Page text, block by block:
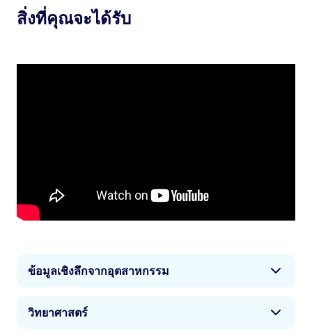
สิ่งที่คุณจะได้รับ
ข้อมูลเชิงลึกจากอุตสาหกรรม
อุตสาหกรรมการกีฬามีมูลค่าประมาณ 4 แสนล้าน
ปอนด์ และส่วนสำคัญของวุฒิการศึกษาด้านการกีฬาก็
วิทยาศาสตร์